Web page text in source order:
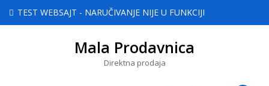
SkipTEST WEBSAJT - NARUČIVANJE NIJE U FUNKCIJI
Mala Prodavnica
Direktna prodaja